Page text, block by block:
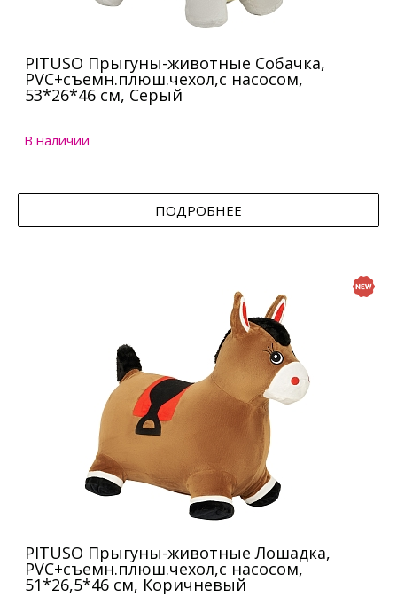
PITUSO Прыгуны-животные Собачка,
PVC+съемн.плюш.чехол,с насосом,
53*26*46 см, Серый
В наличии
ПОДРОБНЕЕ
PITUSO Прыгуны-животные Лошадка,
PVC+съемн.плюш.чехол,с насосом,
51*26,5*46 см, Коричневый